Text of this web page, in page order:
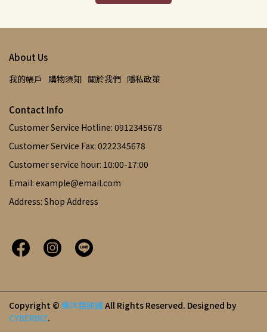
About Us
我的帳戶 購物須知 關於我們 隱私政策
Contact Info
Customer Service Hotline: 0912345678
Customer Service Fax: 0222345678
Customer service hour: 10:00-17:00
Email: example@email.com
Address: Shop Address
Copyright © 樂沐糕餅舖All Rights Reserved. Designed by
CYBERBIZ.